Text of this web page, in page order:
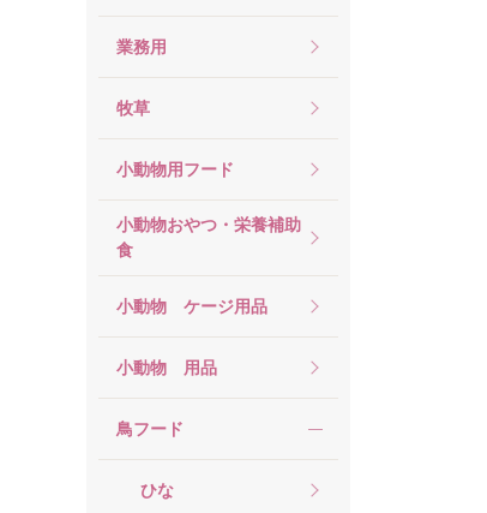
業務用
牧草
小動物用フード
小動物おやつ・栄養補助
食
小動物 ケージ用品
小動物 用品
鳥フード
ひな